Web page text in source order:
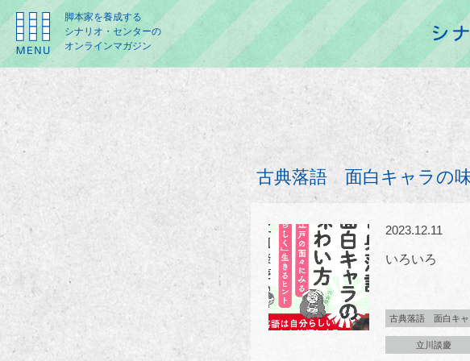
脚本家を養成する
シナリオ・センターの
オンラインマガジン
古典落語 面白キャラの
2023.12.11
いろいろ
古典落語 面白キャ
立川談慶